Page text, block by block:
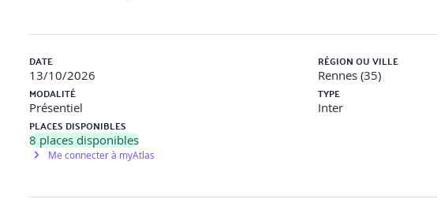
DATE
13/10/2026
RÉGION OU VILLE
Rennes (35)
MODALITÉ
Présentiel
TYPE
Inter
PLACES DISPONIBLES
8 places disponibles
Me connecter à myAtlas